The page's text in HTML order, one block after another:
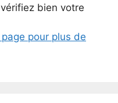
bien votre
pour plus de